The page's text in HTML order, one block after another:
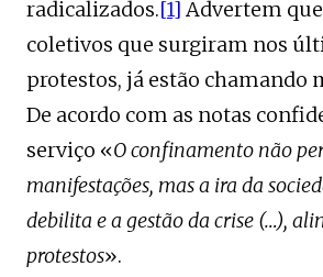
radicalizados.[1] Advertem
coletivos que surgiram nos
protestos, já estão chamando
De acordo com as notas
serviço «O confinamento não
manifestações, mas a ira da
debilita e a gestão da crise (…),
protestos».